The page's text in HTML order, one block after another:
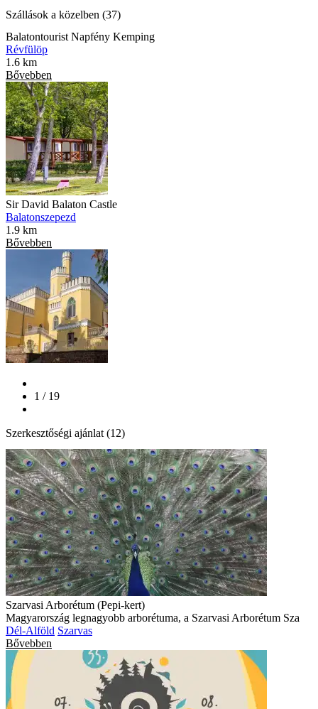
Szállások a közelben (37)
Balatontourist Napfény Kemping
Révfülöp
1.6 km
Bővebben
Sir David Balaton Castle
Balatonszepezd
1.9 km
Bővebben
1 / 19
Szerkesztőségi ajánlat (12)
Szarvasi Arborétum (Pepi-kert)
Magyarország legnagyobb arborétuma, a Szarvasi Arborétum Sza
Dél-Alföld Szarvas
Bővebben